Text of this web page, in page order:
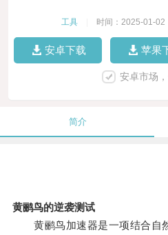
工具 时间：2025-01-02
安卓下载 苹果
安卓市场
简介
黄鹂鸟的逆袭测试
黄鹂鸟加速器是一项结合自